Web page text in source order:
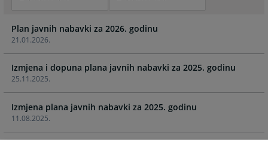
forward
to
interact
with
the
calendar
and
select
a
forward
interact
with
calendar
and
a
21.01.2026.
Plan javnih nabavki za 2026. godinu
25.11.2025.
Izmjena i dopuna plana javnih nabavki za 2025. godinu
11.08.2025.
Izmjena plana javnih nabavki za 2025. godinu